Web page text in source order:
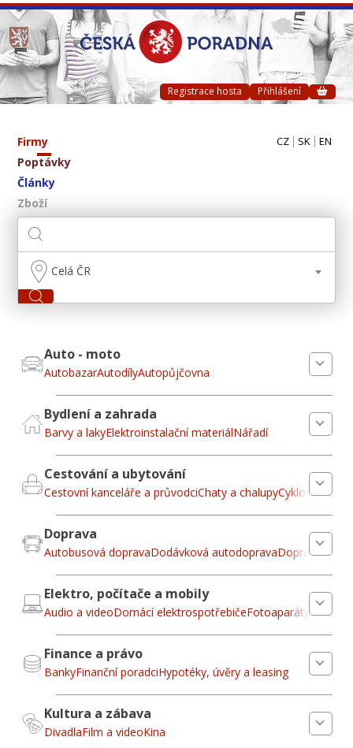
Registrace hosta Přihlášení
Firmy
Poptávky
Články
Zboží
CZ SK EN
Celá ČR
Auto - moto
AutobazarAutodílyAutopůjčovna
Bydlení a zahrada
Barvy a lakyElektroinstalační materiálNářadí
Cestování a ubytování
Cestovní kanceláře a průvodciChaty a chalupyCykloturistika
Doprava
Autobusová dopravaDodávková autodopravaDopravní a
Elektro, počítače a mobily
Audio a videoDomácí elektrospotřebičeFotoaparáty
Finance a právo
BankyFinanční poradciHypotéky, úvěry a leasing
Kultura a zábava
DivadlaFilm a videoKina